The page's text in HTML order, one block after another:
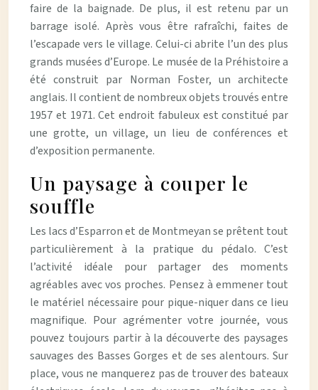
faire de la baignade. De plus, il est retenu par un
barrage isolé. Après vous être rafraîchi, faites de
l’escapade vers le village. Celui-ci abrite l’un des plus
grands musées d’Europe. Le musée de la Préhistoire a
été construit par Norman Foster, un architecte
anglais. Il contient de nombreux objets trouvés entre
1957 et 1971. Cet endroit fabuleux est constitué par
une grotte, un village, un lieu de conférences et
d’exposition permanente.
Un paysage à couper le
souffle
Les lacs d’Esparron et de Montmeyan se prêtent tout
particulièrement à la pratique du pédalo. C’est
l’activité idéale pour partager des moments
agréables avec vos proches. Pensez à emmener tout
le matériel nécessaire pour pique-niquer dans ce lieu
magnifique. Pour agrémenter votre journée, vous
pouvez toujours partir à la découverte des paysages
sauvages des Basses Gorges et de ses alentours. Sur
place, vous ne manquerez pas de trouver des bateaux